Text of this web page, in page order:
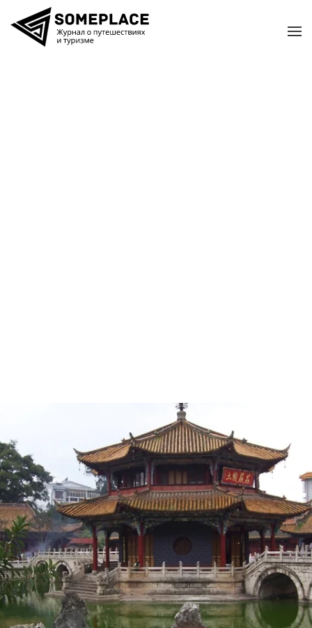
Перейти к содержимому